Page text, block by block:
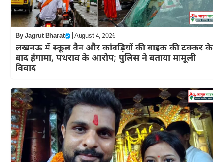
ByJagrut Bharat August 4, 2026
लखनऊ में स्कूल वैन और कांवड़ियों की बाइक की टक्कर के
बाद हंगामा, पथराव के आरोप; पुलिस ने बताया मामूली
विवाद